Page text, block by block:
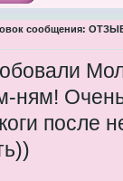
сообщения:
ням!
после